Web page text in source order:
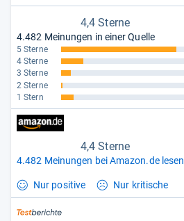
4,4 Sterne
4.482 Meinungen in einer Quelle
5 Sterne
4 Sterne
3 Sterne
2 Sterne
1 Stern
4,4 Sterne
4.482 Meinungen bei Amazon.de lesen
Nur positive Nur kritische